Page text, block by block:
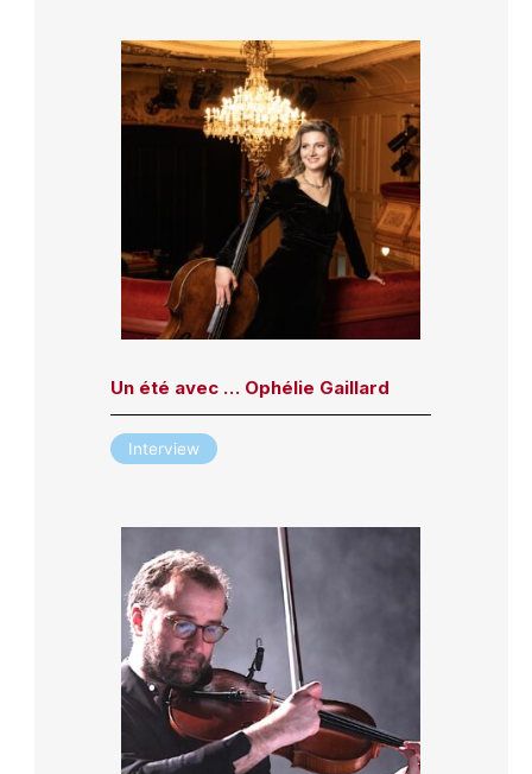
Un été avec … Ophélie Gaillard
Interview